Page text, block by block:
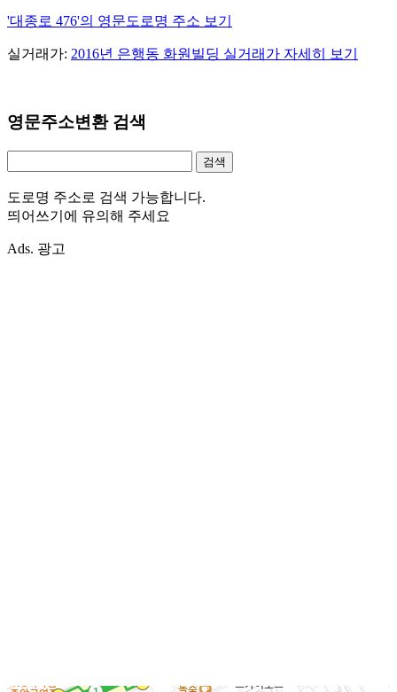
'대종로 476'의 영문도로명 주소 보기
실거래가: 2016년 은행동 화원빌딩 실거래가 자세히 보기
영문주소변환 검색
도로명 주소로 검색 가능합니다.
띄어쓰기에 유의해 주세요
Ads. 광고